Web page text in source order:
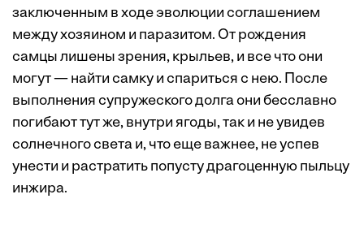
заключенным в ходе эволюции соглашением
между хозяином и паразитом. От рождения
самцы лишены зрения, крыльев, и все что они
могут — найти самку и спариться с нею. После
выполнения супружеского долга они бесславно
погибают тут же, внутри ягоды, так и не увидев
солнечного света и, что еще важнее, не успев
унести и растратить попусту драгоценную пыльцу
инжира.